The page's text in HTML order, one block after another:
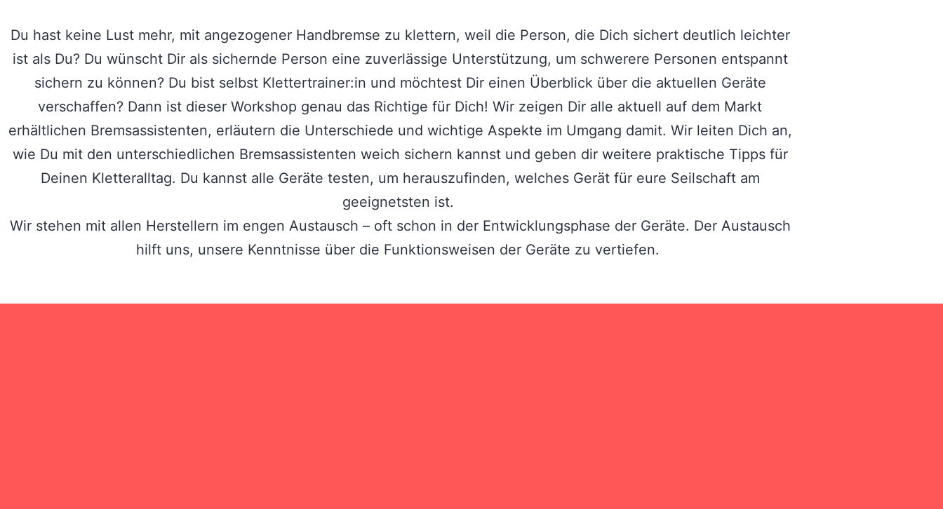
Du hast keine Lust mehr, mit angezogener Handbremse zu klettern, weil die Person, die Dich sichert deutlich leichter
ist als Du? Du wünscht Dir als sichernde Person eine zuverlässige Unterstützung, um schwerere Personen entspannt
sichern zu können? Du bist selbst Klettertrainer:in und möchtest Dir einen Überblick über die aktuellen Geräte
verschaffen? Dann ist dieser Workshop genau das Richtige für Dich! Wir zeigen Dir alle aktuell auf dem Markt
erhältlichen Bremsassistenten, erläutern die Unterschiede und wichtige Aspekte im Umgang damit. Wir leiten Dich an,
wie Du mit den unterschiedlichen Bremsassistenten weich sichern kannst und geben dir weitere praktische Tipps für
Deinen Kletteralltag. Du kannst alle Geräte testen, um herauszufinden, welches Gerät für eure Seilschaft am
geeignetsten ist.
Wir stehen mit allen Herstellern im engen Austausch – oft schon in der Entwicklungsphase der Geräte. Der Austausch
hilft uns, unsere Kenntnisse über die Funktionsweisen der Geräte zu vertiefen.